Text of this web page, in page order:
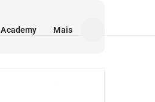
Academy Mais